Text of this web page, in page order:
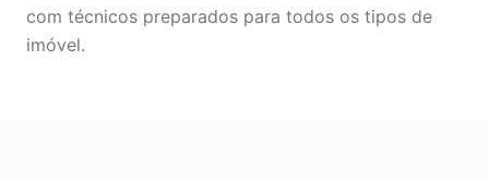
com técnicos preparados para todos os tipos de
imóvel.